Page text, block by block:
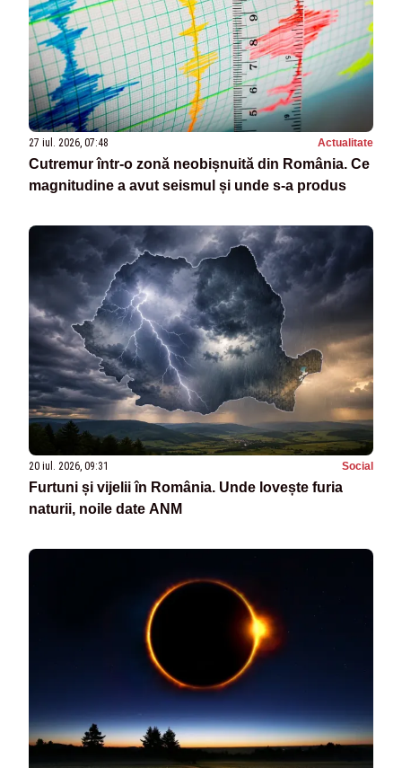
27 iul. 2026, 07:48 Actualitate
Cutremur într-o zonă neobișnuită din România. Ce
magnitudine a avut seismul și unde s-a produs
20 iul. 2026, 09:31 Social
Furtuni și vijelii în România. Unde lovește furia
naturii, noile date ANM